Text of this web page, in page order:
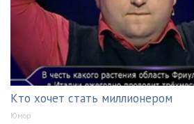
Кто хочет стать миллионером
Юмор